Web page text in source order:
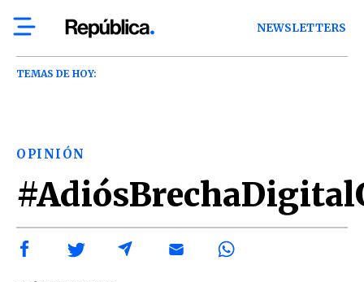
NEWSLETTERS
TEMAS DE HOY:
OPINIÓN